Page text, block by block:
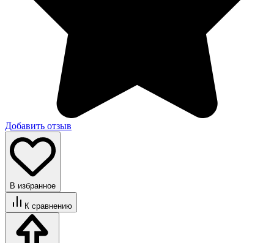
Добавить отзыв
В избранное
К сравнению